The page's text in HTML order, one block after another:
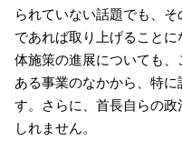
られていない話題でも、
であれば取り上げること
体施策の進展についても
ある事業のなかから、特
す。さらに、首長自らの
しれません。